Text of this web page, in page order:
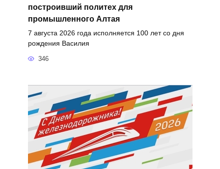
построивший политех для
промышленного Алтая
7 августа 2026 года исполняется 100 лет со дня
рождения Василия
346